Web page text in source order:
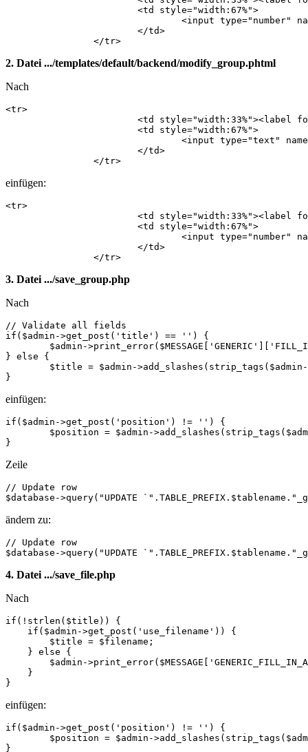
            	</tr>
2. Datei .../templates/default/backend/modify_group.phtml
Nach
<tr>
            	</tr>
einfügen:
<tr>
            	</tr>
3. Datei .../save_group.php
Nach
// Validate all fields
if($admin->get_post('title') == '') {
} else {
}
einfügen:
if($admin->get_post('position') != '') {
}
Zeile
// Update row
$database->query("UPDATE
ändern zu:
// Update row
$database->query("UPDATE
4. Datei .../save_file.php
Nach
if(!strlen($title)) {
    if($admin->get_post('use_filename')) {
        $title = $filename;
    } else {
$admin-
    }
}
einfügen:
if($admin->get_post('position') != '') {
}